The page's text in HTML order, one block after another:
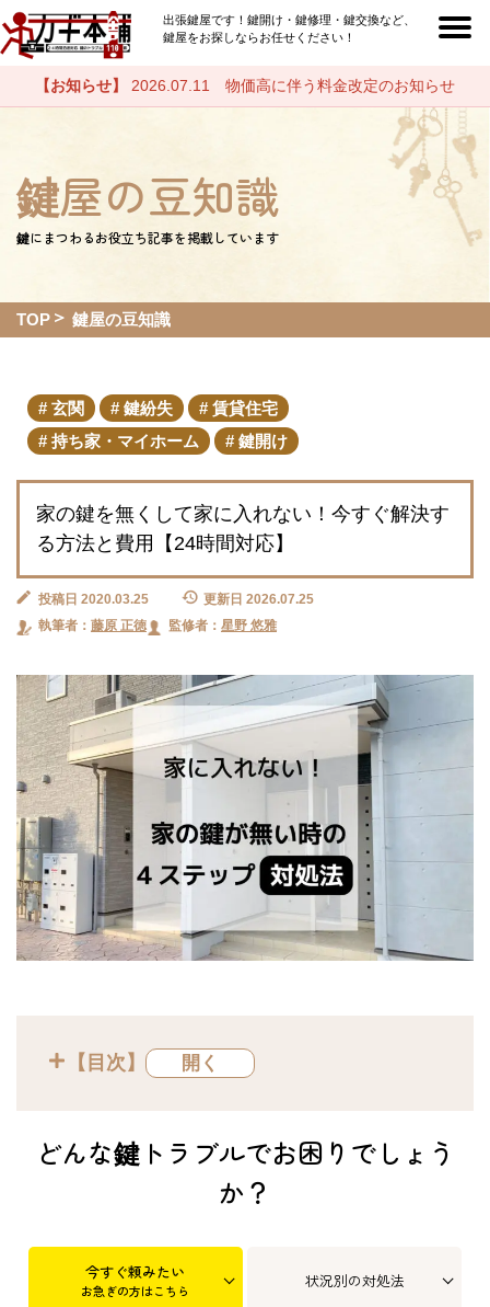
出張鍵屋です！鍵開け・鍵修理・鍵交換など、
鍵屋をお探しならお任せください！
【お知らせ】 2026.07.11 物価高に伴う料金改定のお知らせ
鍵屋の豆知識
鍵にまつわるお役立ち記事を掲載しています
TOP 鍵屋の豆知識
玄関 鍵紛失
賃貸住宅
持ち家・マイホーム
鍵開け
家の鍵を無くして家に入れない！今すぐ解決す
る方法と費用【24時間対応】
投稿日 2020.03.25
更新日 2026.07.25
執筆者： 藤原 正徳 監修者： 星野 悠雅
【目次】
どんな鍵トラブルでお困りでしょう
か？
今すぐ頼みたい
お急ぎの方はこちら 状況別の対処法